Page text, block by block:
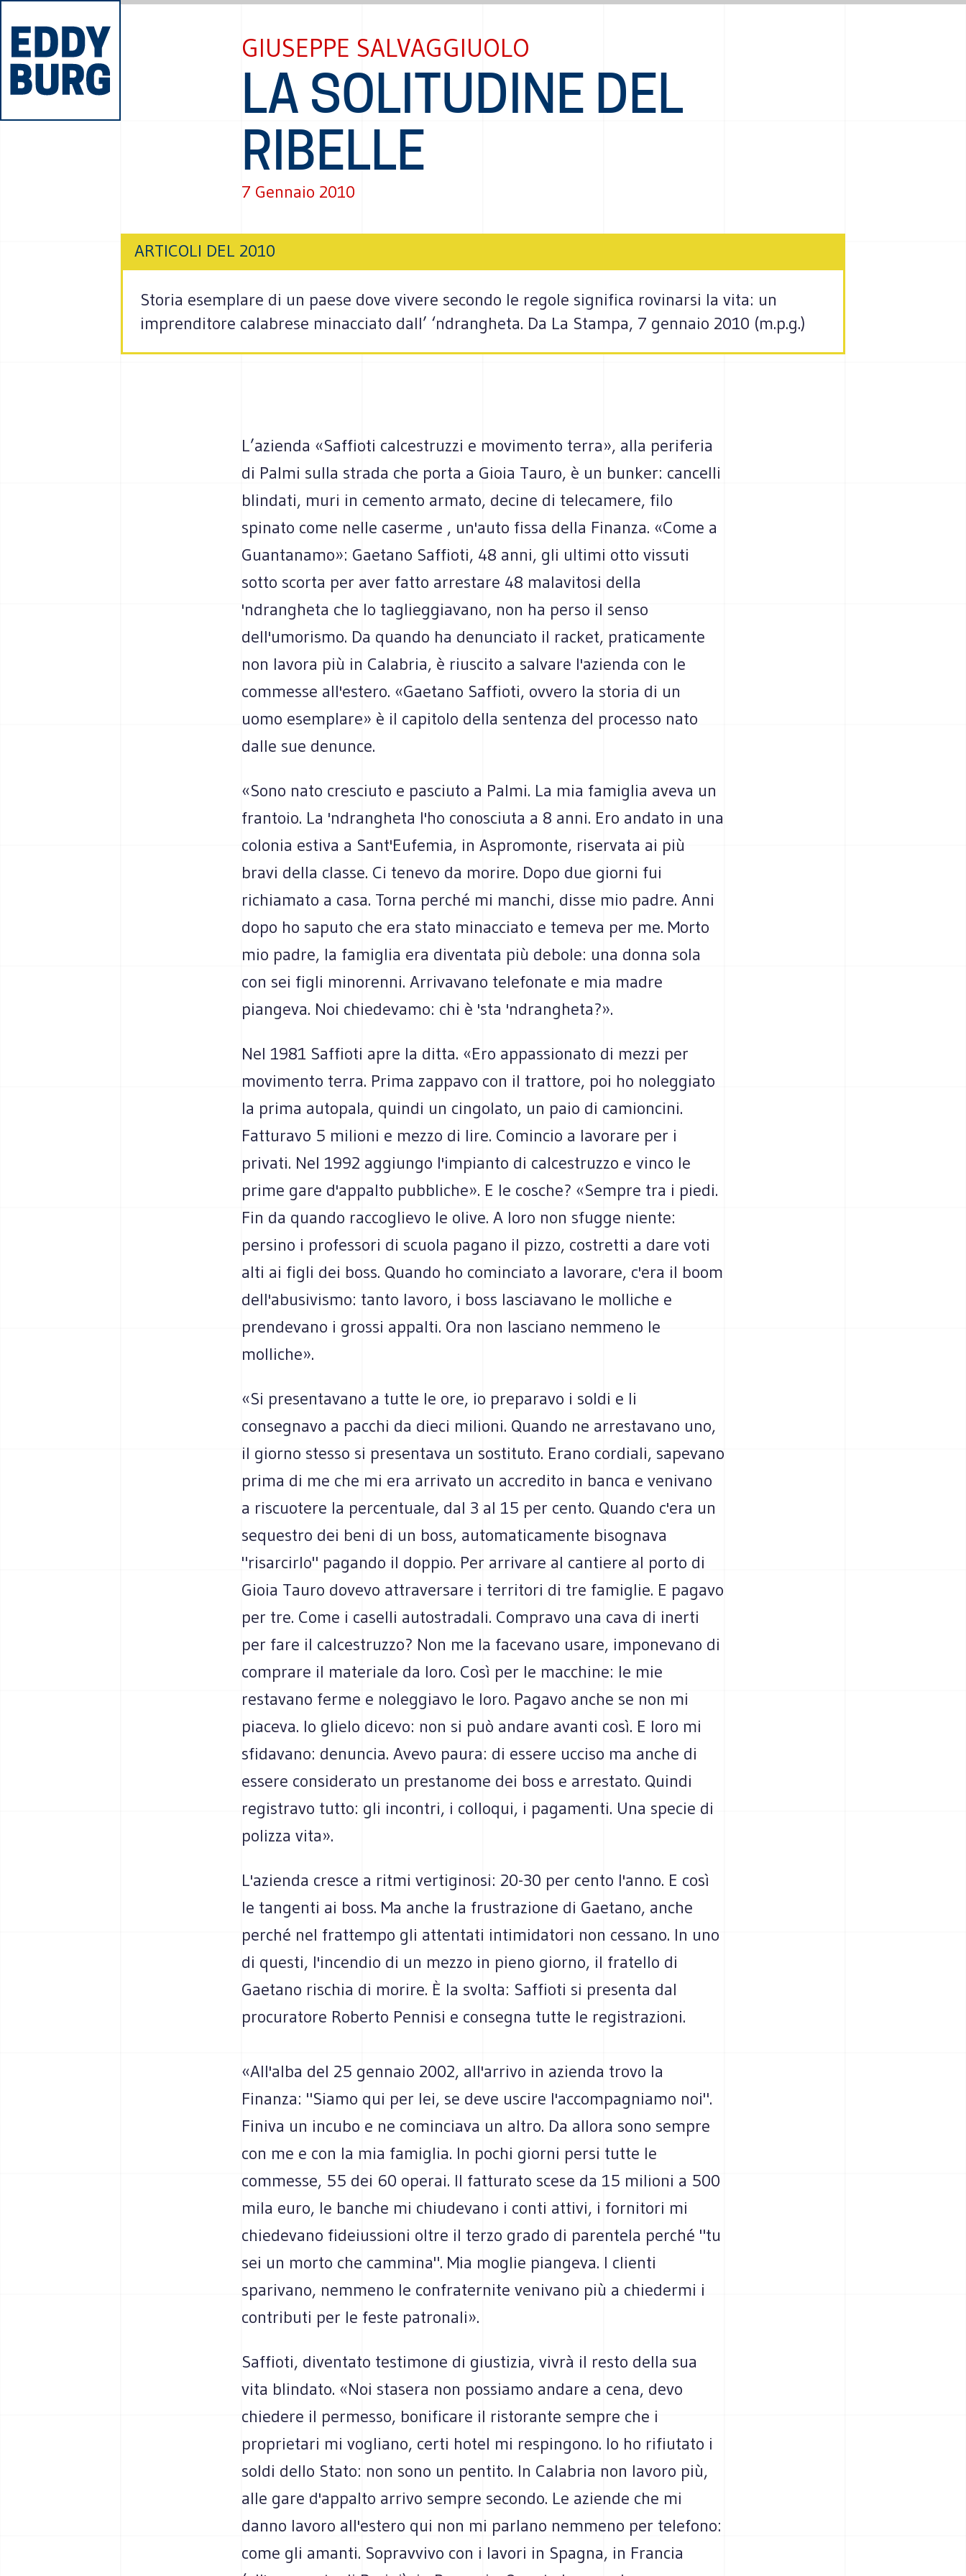
GIUSEPPE SALVAGGIUOLO
LA SOLITUDINE DEL
RIBELLE
7 Gennaio 2010
ARTICOLI DEL 2010
Storia esemplare di un paese dove vivere secondo le regole significa rovinarsi la vita: un
imprenditore calabrese minacciato dall’ ‘ndrangheta. Da La Stampa, 7 gennaio 2010 (m.p.g.)
L’azienda «Saffioti calcestruzzi e movimento terra», alla periferia
di Palmi sulla strada che porta a Gioia Tauro, è un bunker: cancelli
blindati, muri in cemento armato, decine di telecamere, filo
spinato come nelle caserme , un'auto fissa della Finanza. «Come a
Guantanamo»: Gaetano Saffioti, 48 anni, gli ultimi otto vissuti
sotto scorta per aver fatto arrestare 48 malavitosi della
'ndrangheta che lo taglieggiavano, non ha perso il senso
dell'umorismo. Da quando ha denunciato il racket, praticamente
non lavora più in Calabria, è riuscito a salvare l'azienda con le
commesse all'estero. «Gaetano Saffioti, ovvero la storia di un
uomo esemplare» è il capitolo della sentenza del processo nato
dalle sue denunce.
«Sono nato cresciuto e pasciuto a Palmi. La mia famiglia aveva un
frantoio. La 'ndrangheta l'ho conosciuta a 8 anni. Ero andato in una
colonia estiva a Sant'Eufemia, in Aspromonte, riservata ai più
bravi della classe. Ci tenevo da morire. Dopo due giorni fui
richiamato a casa. Torna perché mi manchi, disse mio padre. Anni
dopo ho saputo che era stato minacciato e temeva per me. Morto
mio padre, la famiglia era diventata più debole: una donna sola
con sei figli minorenni. Arrivavano telefonate e mia madre
piangeva. Noi chiedevamo: chi è 'sta 'ndrangheta?».
Nel 1981 Saffioti apre la ditta. «Ero appassionato di mezzi per
movimento terra. Prima zappavo con il trattore, poi ho noleggiato
la prima autopala, quindi un cingolato, un paio di camioncini.
Fatturavo 5 milioni e mezzo di lire. Comincio a lavorare per i
privati. Nel 1992 aggiungo l'impianto di calcestruzzo e vinco le
prime gare d'appalto pubbliche». E le cosche? «Sempre tra i piedi.
Fin da quando raccoglievo le olive. A loro non sfugge niente:
persino i professori di scuola pagano il pizzo, costretti a dare voti
alti ai figli dei boss. Quando ho cominciato a lavorare, c'era il boom
dell'abusivismo: tanto lavoro, i boss lasciavano le molliche e
prendevano i grossi appalti. Ora non lasciano nemmeno le
molliche».
«Si presentavano a tutte le ore, io preparavo i soldi e li
consegnavo a pacchi da dieci milioni. Quando ne arrestavano uno,
il giorno stesso si presentava un sostituto. Erano cordiali, sapevano
prima di me che mi era arrivato un accredito in banca e venivano
a riscuotere la percentuale, dal 3 al 15 per cento. Quando c'era un
sequestro dei beni di un boss, automaticamente bisognava
"risarcirlo" pagando il doppio. Per arrivare al cantiere al porto di
Gioia Tauro dovevo attraversare i territori di tre famiglie. E pagavo
per tre. Come i caselli autostradali. Compravo una cava di inerti
per fare il calcestruzzo? Non me la facevano usare, imponevano di
comprare il materiale da loro. Così per le macchine: le mie
restavano ferme e noleggiavo le loro. Pagavo anche se non mi
piaceva. Io glielo dicevo: non si può andare avanti così. E loro mi
sfidavano: denuncia. Avevo paura: di essere ucciso ma anche di
essere considerato un prestanome dei boss e arrestato. Quindi
registravo tutto: gli incontri, i colloqui, i pagamenti. Una specie di
polizza vita».
L'azienda cresce a ritmi vertiginosi: 20-30 per cento l'anno. E così
le tangenti ai boss. Ma anche la frustrazione di Gaetano, anche
perché nel frattempo gli attentati intimidatori non cessano. In uno
di questi, l'incendio di un mezzo in pieno giorno, il fratello di
Gaetano rischia di morire. È la svolta: Saffioti si presenta dal
procuratore Roberto Pennisi e consegna tutte le registrazioni.
«All'alba del 25 gennaio 2002, all'arrivo in azienda trovo la
Finanza: "Siamo qui per lei, se deve uscire l'accompagniamo noi".
Finiva un incubo e ne cominciava un altro. Da allora sono sempre
con me e con la mia famiglia. In pochi giorni persi tutte le
commesse, 55 dei 60 operai. Il fatturato scese da 15 milioni a 500
mila euro, le banche mi chiudevano i conti attivi, i fornitori mi
chiedevano fideiussioni oltre il terzo grado di parentela perché "tu
sei un morto che cammina". Mia moglie piangeva. I clienti
sparivano, nemmeno le confraternite venivano più a chiedermi i
contributi per le feste patronali».
Saffioti, diventato testimone di giustizia, vivrà il resto della sua
vita blindato. «Noi stasera non possiamo andare a cena, devo
chiedere il permesso, bonificare il ristorante sempre che i
proprietari mi vogliano, certi hotel mi respingono. Io ho rifiutato i
soldi dello Stato: non sono un pentito. In Calabria non lavoro più,
alle gare d'appalto arrivo sempre secondo. Le aziende che mi
danno lavoro all'estero qui non mi parlano nemmeno per telefono:
come gli amanti. Sopravvivo con i lavori in Spagna, in Francia